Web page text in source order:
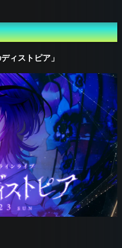
ィストピア」